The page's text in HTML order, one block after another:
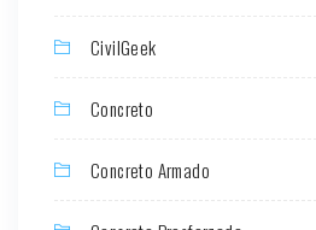
CivilGeek
Concreto
Concreto Armado